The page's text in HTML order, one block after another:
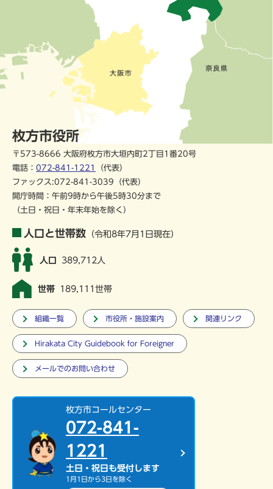
枚方市役所
〒573-8666 大阪府枚方市大垣内町2丁目1番20号
電話： 072-841-1221
（代表）
ファックス:072-841-3039（代表）
開庁時間：午前9時から午後5時30分まで
（土日・祝日・年末年始を除く）
人口と世帯数 （令和8年7月1日現在）
人口 389,712人
世帯 189,111世帯
組織一覧 市役所・施設案内 関連リンク
Hirakata City Guidebook for Foreigner
メールでのお問い合わせ
枚方市コールセンター
072-841-
1221
土日・祝日も受付します
1月1日から3日を除く